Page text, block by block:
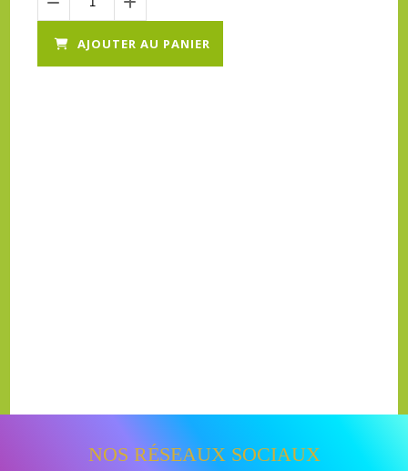
AJOUTER AU PANIER
NOS RÉSEAUX SOCIAUX